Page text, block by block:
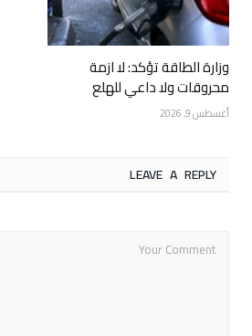
وزارة الطاقة تؤكد: لا ازمة
محروقات ولا داعي للهلع
أغسطس 9, 2026
LEAVE A REPLY